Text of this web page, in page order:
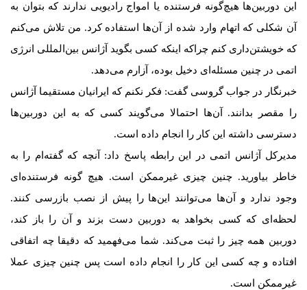
این دوربین‌ها هیچ‌گونه فرستنده یا امواج رادیویی ندارند که بتوان به
آن شکلی که اتهام وارد شده از آن‌ها استفاده کرد. من تلاش می‌کنم
که خویشتن‌داری کنم چراکه اینکه کسی بگوید آژانس بین‌المللی انرژی
اتمی در چنین مسئله‌ای دخیل بوده، آزارم می‌دهد.
خبرنگار در جواب گروسی گفت: فکر نکنم که ایرانیان مستقیما آژانس
را مقصر بدانند. آن‌ها احتمالا می‌گویند کسی که به این دوربین‌ها
دسترسی داشته این کار را انجام داده است.
مدیرکل آژانس اتمی در این رابطه پاسخ داد: آنچه که گفته‌ام را به
خاطر بیاورید. چنین چیزی غیرممکن است. هیچ گونه فرستنده‌ای
وجود ندارد و آن‌ها می‌توانند این‌ها را پیش از نصب بازرسی کنند.
لحظه‌ای که کسی بخواهد به دوربین دست بزند و آن را باز کند،
دوربین همه چیز را ثبت می‌کند. شما می‌فهمید که دقیقا چه اتفاقی
افتاده و چه کسی این کار را انجام داده است پس چنین چیزی عملا
غیرممکن است.